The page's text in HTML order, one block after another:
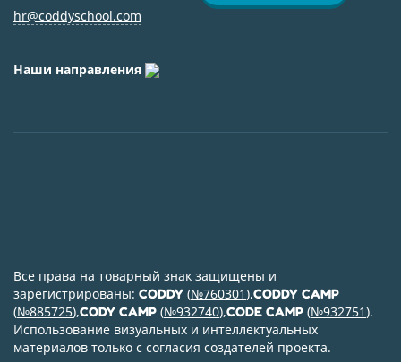
hr@coddyschool.com
Наши направления
Все права на товарный знак защищены и
зарегистрированы: CODDY (№760301),CODDY CAMP
(№885725),CODY CAMP (№932740),CODE CAMP (№932751).
Использование визуальных и интеллектуальных
материалов только с согласия создателей проекта.